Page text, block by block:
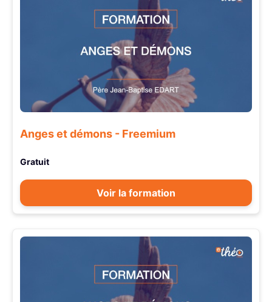
Anges et démons - Freemium
Gratuit
Voir la formation